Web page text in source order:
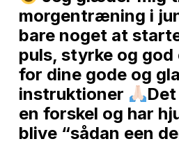
morgentræning i
bare noget at
puls, styrke og god
for dine gode og
instruktioner
en forskel og har
blive “sådan een